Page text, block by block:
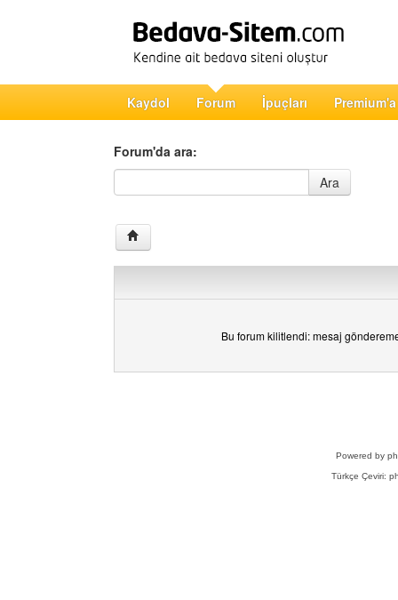
Kaydol Forum İpuçları
Forum'da ara:
Forum'da ara
Ara
Bu forum kilitlendi: mesaj
Powered by
Türkçe Çeviri: